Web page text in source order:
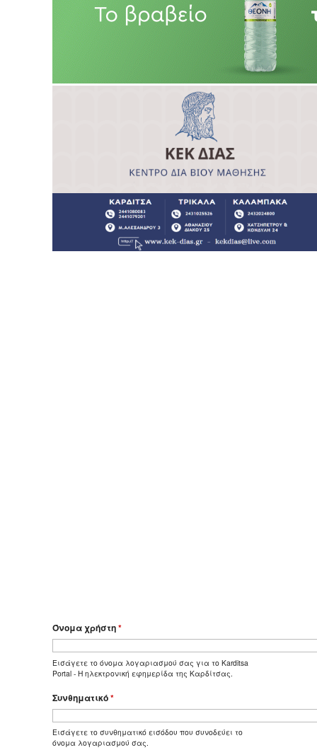
Όνομα χρήστη*
Εισάγετε το όνομα λογαριασμού σας για το Karditsa
Portal - Η ηλεκτρονική εφημερίδα της Καρδίτσας.
Συνθηματικό*
Εισάγετε το συνθηματικό εισόδου που συνοδεύει το
όνομα λογαριασμού σας.